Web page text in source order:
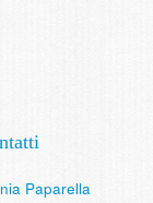
Paparella